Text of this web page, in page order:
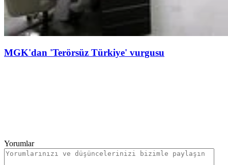
MGK'dan 'Terörsüz Türkiye' vurgusu
Yorumlar